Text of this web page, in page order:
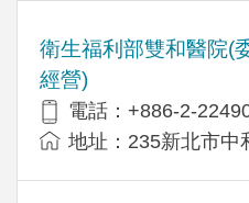
衛生福利部雙和醫院(
經營)
電話：+​886-2-
地址：​235新北市中